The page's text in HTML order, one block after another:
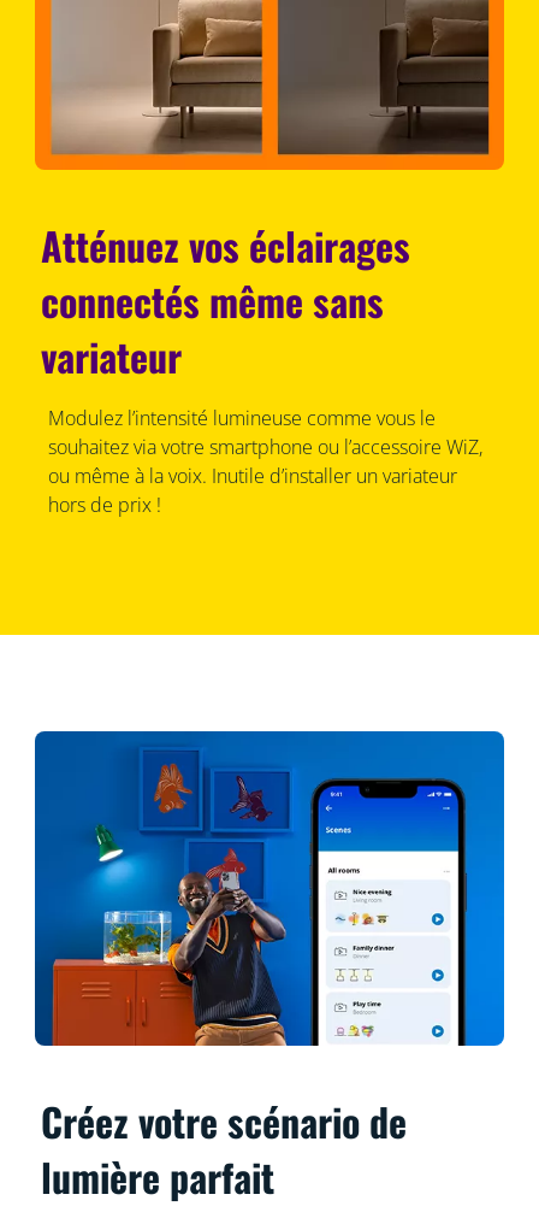
Atténuez vos éclairages
connectés même sans
variateur
Modulez l’intensité lumineuse comme vous le
souhaitez via votre smartphone ou l’accessoire WiZ,
ou même à la voix. Inutile d’installer un variateur
hors de prix !
Créez votre scénario de
lumière parfait